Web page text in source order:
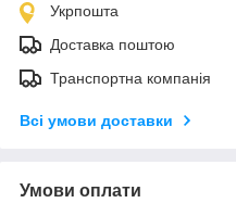
Укрпошта
Доставка поштою
Транспортна компанія
Всі умови доставки
Умови оплати